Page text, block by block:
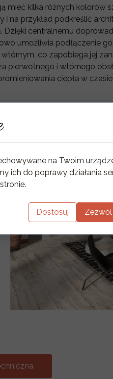
mieć kilka różnych kolorów
na przykład podkreślić
. Dzięki centralnemu
umożliwia podłączenie
co zapobiega jej
pierwotnego i wtórnego
ciepła w
na Twoim
ich do poprawy działania
Dostosuj